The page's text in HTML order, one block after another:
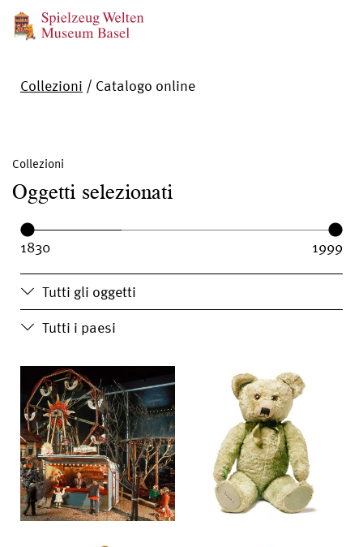
Collezioni / Catalogo online
Collezioni
Oggetti selezionati
Tutti gli oggetti
Tutti i paesi
Year range:
Year from:
Year until: